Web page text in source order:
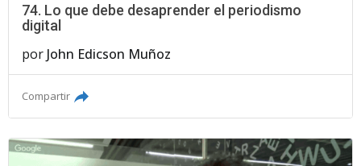
74. Lo que debe desaprender el periodismo
digital
por John Edicson Muñoz
Compartir